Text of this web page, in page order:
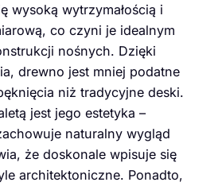
wysoką wytrzymałością i
co czyni je idealnym
nośnych. Dzięki
drewno jest mniej podatne
niż tradycyjne deski.
jest jego estetyka –
naturalny wygląd
że doskonale wpisuje się
architektoniczne. Ponadto,